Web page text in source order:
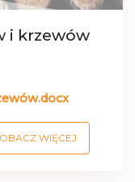
i krzewów
WIĘCEJ